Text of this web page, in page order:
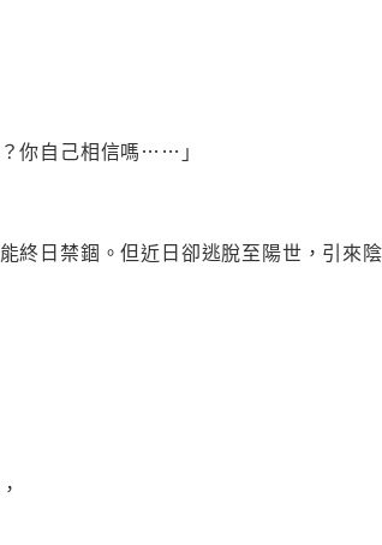
你自己相信嗎……」
終日禁錮。但近日卻逃脫至陽世，引來